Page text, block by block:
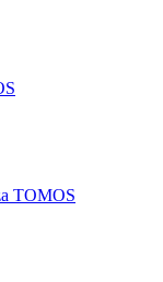
TOMOS